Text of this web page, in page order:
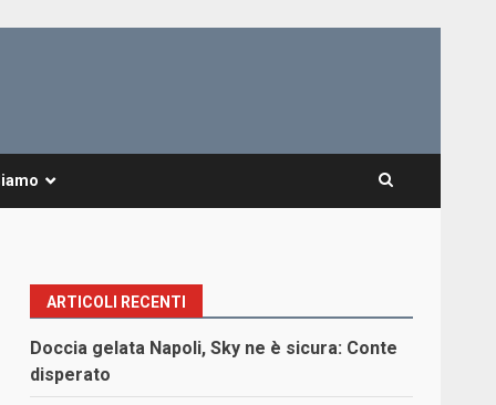
ARTICOLI RECENTI
Doccia gelata Napoli, Sky ne è sicura: Conte
disperato